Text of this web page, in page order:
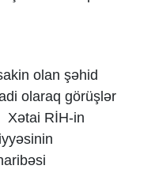
olan şəhid
olaraq görüşlər
Xətai RİH-in